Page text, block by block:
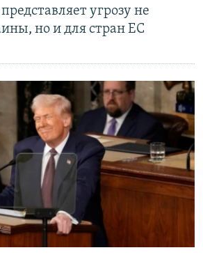
угрозу не
но и для стран ЕС